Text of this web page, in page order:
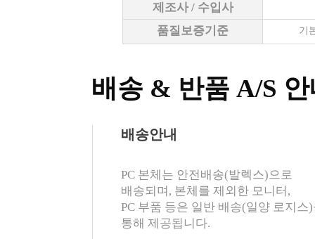
배송 & 반품 A/S
PC 본체는 안전배송(발렉스)으로
배송되며, 본체를 제외한 모니터,
PC 부품 등은 일반 배송(일양 로지스
통해 제공됩니다.
배송안내
제조사 / 수입사
품질보증기준
기